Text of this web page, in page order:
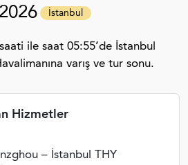
İstanbul
ile saat 05:55’de İstanbul
varış ve tur sonu.
Hizmetler
– İstanbul THY